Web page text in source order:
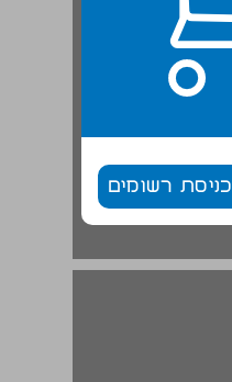
כניסת רשומים